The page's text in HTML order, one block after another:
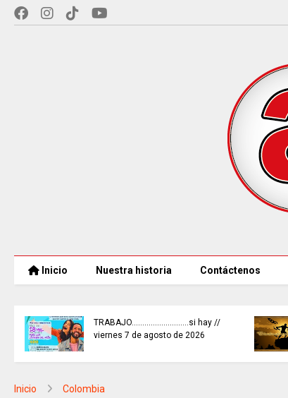
Inicio Nuestra historia Contáctenos
TRABAJO...........................si hay //
viernes 7 de agosto de 2026
Inicio Colombia